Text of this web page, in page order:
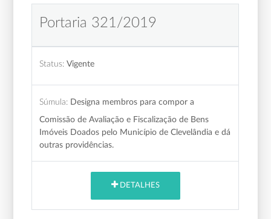
Portaria 321/2019
Status: Vigente
Súmula: Designa membros para compor a
Comissão de Avaliação e Fiscalização de Bens
Imóveis Doados pelo Município de Clevelândia e dá
outras providências.
DETALHES